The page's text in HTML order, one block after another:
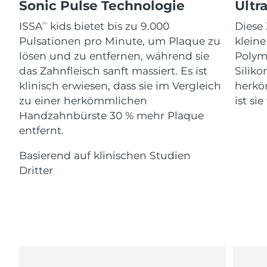
Sonic Pulse Technologie
ISSATM
kids bietet bis zu 9.000
Pulsationen pro Minute, um Plaque zu
lösen und zu entfernen, während sie
das Zahnfleisch sanft massiert. Es ist
klinisch erwiesen, dass sie im Vergleich
zu einer herkömmlichen
Handzahnbürste 30 % mehr Plaque
entfernt.
Basierend auf klinischen Studien
Dritter
ist
For healthy hair
18% PAP
Kaufe alles
ÜBER
Isle of Man Erwartete Lieferung 8/10/26
Israel Erwartete Lieferung 8/12/26
Italien Erwartete Lieferung 8/8/26
Japan
Jersey
Kasachstan